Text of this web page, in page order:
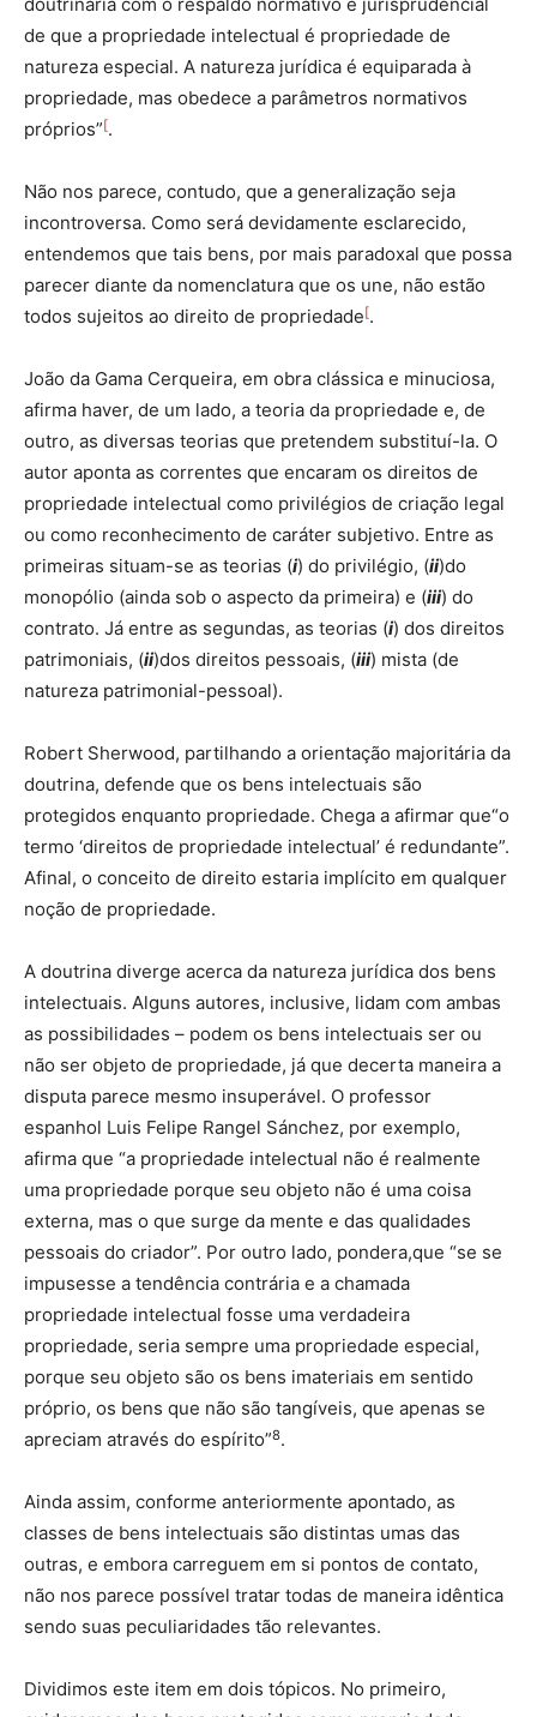
de que a propriedade intelectual é propriedade de
natureza especial. A natureza jurídica é equiparada à
propriedade, mas obedece a parâmetros normativos
próprios”[.
Não nos parece, contudo, que a generalização seja
incontroversa. Como será devidamente esclarecido,
entendemos que tais bens, por mais paradoxal que possa
parecer diante da nomenclatura que os une, não estão
todos sujeitos ao direito de propriedade[.
João da Gama Cerqueira, em obra clássica e minuciosa,
afirma haver, de um lado, a teoria da propriedade e, de
outro, as diversas teorias que pretendem substituí-la. O
autor aponta as correntes que encaram os direitos de
propriedade intelectual como privilégios de criação legal
ou como reconhecimento de caráter subjetivo. Entre as
primeiras situam-se as teorias (i) do privilégio, (ii)do
monopólio (ainda sob o aspecto da primeira) e (iii) do
contrato. Já entre as segundas, as teorias (i) dos direitos
patrimoniais, (ii)dos direitos pessoais, (iii) mista (de
natureza patrimonial-pessoal).
Robert Sherwood, partilhando a orientação majoritária da
doutrina, defende que os bens intelectuais são
protegidos enquanto propriedade. Chega a afirmar que“o
termo ‘direitos de propriedade intelectual’ é redundante”.
Afinal, o conceito de direito estaria implícito em qualquer
noção de propriedade.
A doutrina diverge acerca da natureza jurídica dos bens
intelectuais. Alguns autores, inclusive, lidam com ambas
as possibilidades – podem os bens intelectuais ser ou
não ser objeto de propriedade, já que decerta maneira a
disputa parece mesmo insuperável. O professor
espanhol Luis Felipe Rangel Sánchez, por exemplo,
afirma que “a propriedade intelectual não é realmente
uma propriedade porque seu objeto não é uma coisa
externa, mas o que surge da mente e das qualidades
pessoais do criador”. Por outro lado, pondera,que “se se
impusesse a tendência contrária e a chamada
propriedade intelectual fosse uma verdadeira
propriedade, seria sempre uma propriedade especial,
porque seu objeto são os bens imateriais em sentido
próprio, os bens que não são tangíveis, que apenas se
apreciam através do espírito”8.
Ainda assim, conforme anteriormente apontado, as
classes de bens intelectuais são distintas umas das
outras, e embora carreguem em si pontos de contato,
não nos parece possível tratar todas de maneira idêntica
sendo suas peculiaridades tão relevantes.
Dividimos este item em dois tópicos. No primeiro,